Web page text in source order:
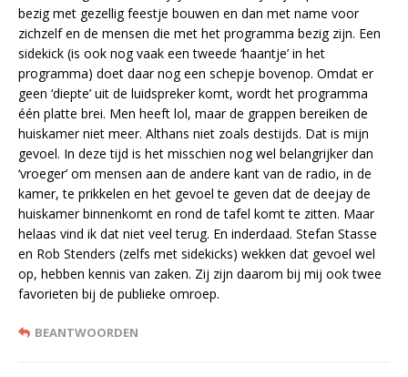
bezig met gezellig feestje bouwen en dan met name voor
zichzelf en de mensen die met het programma bezig zijn. Een
sidekick (is ook nog vaak een tweede ‘haantje’ in het
programma) doet daar nog een schepje bovenop. Omdat er
geen ‘diepte’ uit de luidspreker komt, wordt het programma
één platte brei. Men heeft lol, maar de grappen bereiken de
huiskamer niet meer. Althans niet zoals destijds. Dat is mijn
gevoel. In deze tijd is het misschien nog wel belangrijker dan
‘vroeger’ om mensen aan de andere kant van de radio, in de
kamer, te prikkelen en het gevoel te geven dat de deejay de
huiskamer binnenkomt en rond de tafel komt te zitten. Maar
helaas vind ik dat niet veel terug. En inderdaad. Stefan Stasse
en Rob Stenders (zelfs met sidekicks) wekken dat gevoel wel
op, hebben kennis van zaken. Zij zijn daarom bij mij ook twee
favorieten bij de publieke omroep.
BEANTWOORDEN